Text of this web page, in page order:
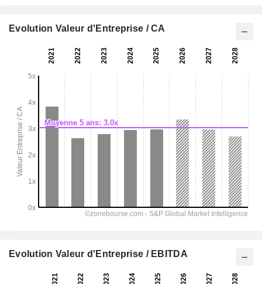
Evolution Valeur d'Entreprise / CA
Evolution Valeur d'Entreprise / EBITDA